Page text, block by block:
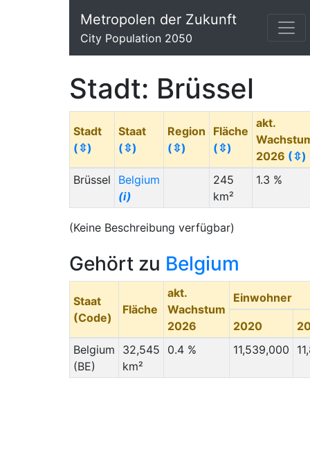
Metropolen der Zukunft
City Population 2050
Stadt: Brüssel
Stadt
(⇳)
Staat
(⇳)
Region
(⇳)
Fläche
(⇳)
akt.
2026 (⇳)
Brüssel
Belgium
(i)
245
km²
1.3 %
(Keine Beschreibung verfügbar)
Gehört zu Belgium
Staat
(Code)
Fläche
akt.
Wachstum
2026
Einwohner
2020
Belgium
(BE)
32,545
km²
0.4 % 11,539,000